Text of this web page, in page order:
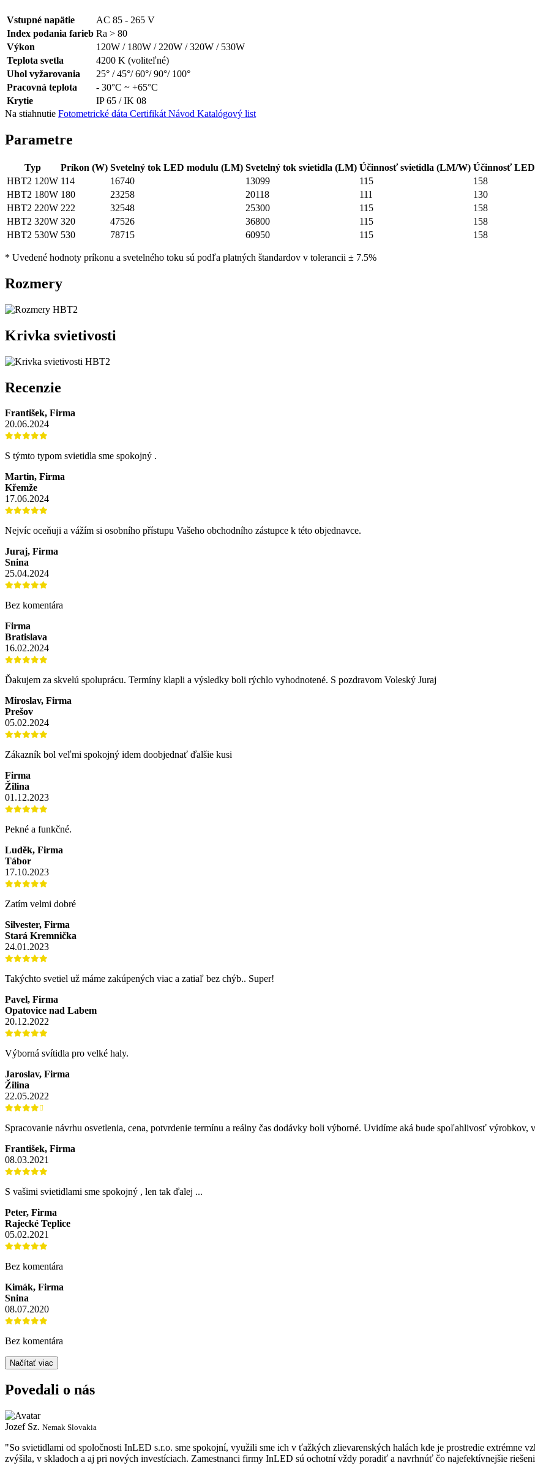
Vstupné napätie
AC 85 - 265 V
Index podania farieb Ra > 80
Výkon
120W / 180W / 220W / 320W / 530W
Teplota svetla
4200 K (voliteľné)
Uhol vyžarovania
25° / 45°/ 60°/ 90°/ 100°
Pracovná teplota
- 30°C ~ +65°C
Krytie
IP 65 / IK 08
Na stiahnutie Fotometrické dáta Certifikát Návod Katalógový list
Parametre
Typ Príkon (W) Svetelný tok LED modulu (LM) Svetelný tok svietidla (LM) Účinnosť svietidla (LM/W) Účinnosť
HBT2 120W 114 16740 13099 115 158
HBT2 180W 180 23258 20118 111 130
HBT2 220W 222 32548 25300 115 158
HBT2 320W 320 47526 36800 115 158
HBT2 530W 530 78715 60950 115 158
* Uvedené hodnoty príkonu a svetelného toku sú podľa platných štandardov v tolerancii ± 7.5%
Rozmery
Krivka svietivosti
Recenzie
František, Firma
20.06.2024
S týmto typom svietidla sme spokojný .
Martin, Firma
Křemže
17.06.2024
Nejvíc oceňuji a vážím si osobního přístupu Vašeho obchodního zástupce k této objednavce.
Juraj, Firma
Snina
25.04.2024
Bez komentára
Firma
Bratislava
16.02.2024
Ďakujem za skvelú spoluprácu. Termíny klapli a výsledky boli rýchlo vyhodnotené. S pozdravom Voleský Juraj
Miroslav, Firma
Prešov
05.02.2024
Zákazník bol veľmi spokojný idem doobjednať ďalšie kusi
Firma
Žilina
01.12.2023
Pekné a funkčné.
Luděk, Firma
Tábor
17.10.2023
Zatím velmi dobré
Silvester, Firma
Stará Kremnička
24.01.2023
Takýchto svetiel už máme zakúpených viac a zatiaľ bez chýb.. Super!
Pavel, Firma
Opatovice nad Labem
20.12.2022
Výborná svítidla pro velké haly.
Jaroslav, Firma
Žilina
22.05.2022
Spracovanie návrhu osvetlenia, cena, potvrdenie termínu a reálny čas dodávky boli výborné. Uvidíme aká bude spoľahlivosť výrobkov,
František, Firma
08.03.2021
S vašimi svietidlami sme spokojný , len tak ďalej ...
Peter, Firma
Rajecké Teplice
05.02.2021
Bez komentára
Kimák, Firma
Snina
08.07.2020
Bez komentára
Načítať viac
Povedali o nás
Jozef Sz. Nemak Slovakia
"So svietidlami od spoločnosti InLED s.r.o. sme spokojní, využili sme ich v ťažkých zlievarenských halách kde je prostredie extrémne
zvýšila, v skladoch a aj pri nových investíciach. Zamestnanci firmy InLED sú ochotní vždy poradiť a navrhnúť čo najefektívnejšie